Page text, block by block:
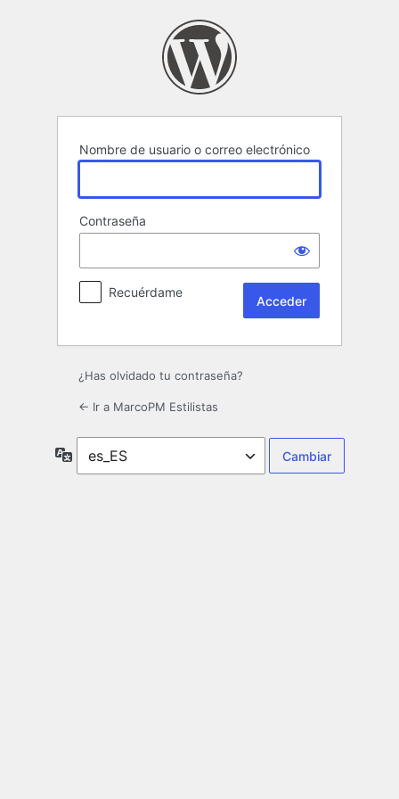
Nombre de usuario o correo electrónico
Contraseña
Recuérdame
¿Has olvidado tu contraseña?
← Ir a MarcoPM Estilistas
Idioma